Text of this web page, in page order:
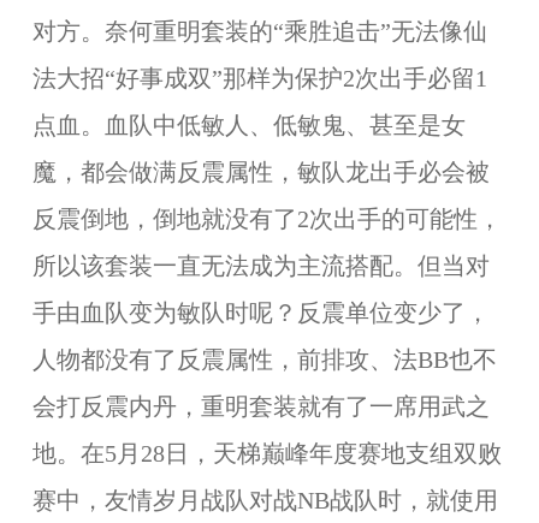
对方。奈何重明套装的“乘胜追击”无法像仙
法大招“好事成双”那样为保护2次出手必留1
点血。血队中低敏人、低敏鬼、甚至是女
魔，都会做满反震属性，敏队龙出手必会被
反震倒地，倒地就没有了2次出手的可能性，
所以该套装一直无法成为主流搭配。但当对
手由血队变为敏队时呢？反震单位变少了，
人物都没有了反震属性，前排攻、法BB也不
会打反震内丹，重明套装就有了一席用武之
地。在5月28日，天梯巅峰年度赛地支组双败
赛中，友情岁月战队对战NB战队时，就使用